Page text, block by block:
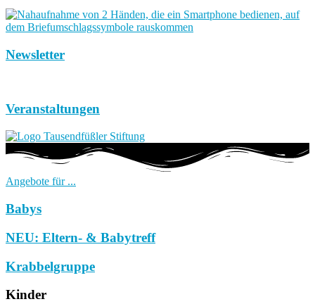
Newsletter
Veranstaltungen
Angebote für ...
Babys
NEU: Eltern- & Babytreff
Krabbelgruppe
Kinder